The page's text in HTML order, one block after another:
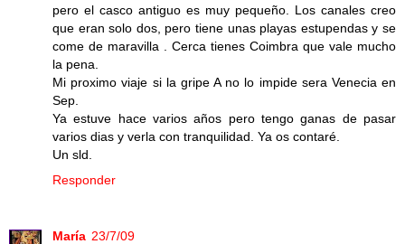
pero el casco antiguo es muy pequeño. Los canales creo
que eran solo dos, pero tiene unas playas estupendas y se
come de maravilla . Cerca tienes Coimbra que vale mucho
la pena.
Mi proximo viaje si la gripe A no lo impide sera Venecia en
Sep.
Ya estuve hace varios años pero tengo ganas de pasar
varios dias y verla con tranquilidad. Ya os contaré.
Un sld.
Responder
María 23/7/09